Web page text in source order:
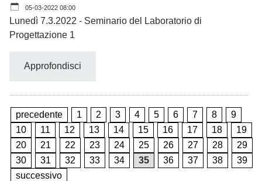
05-03-2022 08:00
Lunedì 7.3.2022 - Seminario del Laboratorio di
Progettazione 1
Approfondisci
precedente 1 2 3 4 5 6 7 8
9
10
11 12 13 14 15 16 17 18
19
20
21 22 23 24 25 26 27 28
29
30
31 32 33 34 35 36 37 38
39
successivo